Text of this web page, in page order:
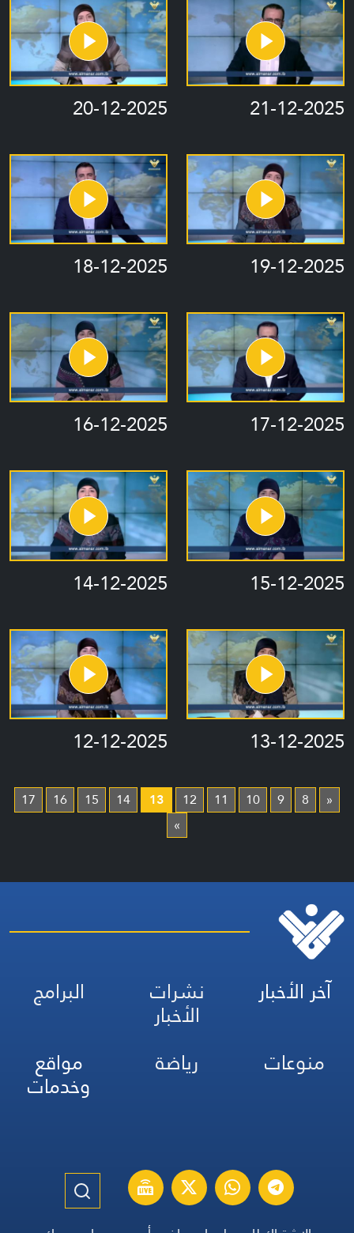
21-12-2025
20-12-2025
19-12-2025
18-12-2025
17-12-2025
16-12-2025
15-12-2025
14-12-2025
13-12-2025
12-12-2025
«
8
9
10
11
12
13
14
15
16
17
»
آخر الأخبار نشرات
الأخبار
البرامج
منوعات
رياضة مواقع
وخدمات